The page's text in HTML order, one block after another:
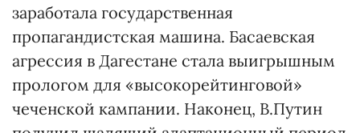
заработала государственная
пропагандистская машина. Басаевская
агрессия в Дагестане стала выигрышным
прологом для «высокорейтинговой»
чеченской кампании. Наконец, В.Путин